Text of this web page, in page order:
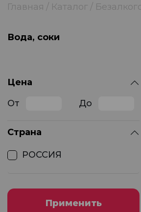
Главная Каталог
Вода, соки
Цена
От
До
Страна
РОССИЯ
Применить